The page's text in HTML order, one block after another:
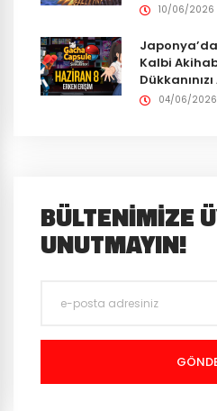
10/06/2026
Kalbi
Dükkanınızı
04/06/2026
BÜLTENIMIZE
UNUTMAYIN!